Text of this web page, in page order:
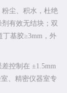
尘、积水，杜绝
有效无结块；双
基胶≥3mm，外
控制在 ±1.5mm
、精密仪器室专